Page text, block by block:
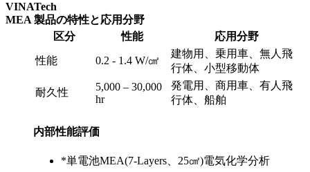
VINATech
MEA 製品の特性と応用分野
区分
性能 応用分野
性能 0.2 - 1.4 W/㎠
建物用、乗用車、無人飛
行体、小型移動体
耐久性
5,000 – 30,000
hr
発電用、商用車、有人飛
行体、船舶
内部性能評価
*単電池MEA(7-Layers、25㎠)電気化学分析